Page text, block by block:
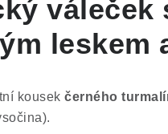
váleček
leskem
kousek černého